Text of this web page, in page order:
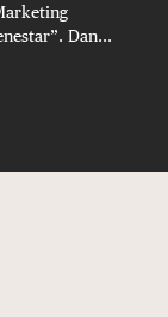
Dan...